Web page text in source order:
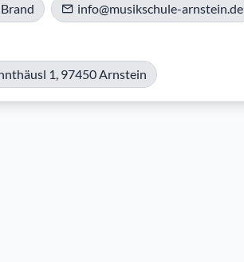
info@musikschule-arnstein.de
1, 97450 Arnstein